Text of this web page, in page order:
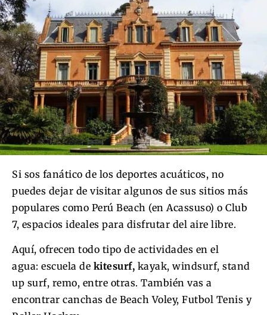
Si sos fanático de los deportes acuáticos, no
puedes dejar de visitar algunos de sus sitios más
populares como Perú Beach (en Acassuso) o Club
7, espacios ideales para disfrutar del aire libre.
Aquí, ofrecen todo tipo de actividades en el
agua: escuela de kitesurf, kayak, windsurf, stand
up surf, remo, entre otras. También vas a
encontrar canchas de Beach Voley, Futbol Tenis y